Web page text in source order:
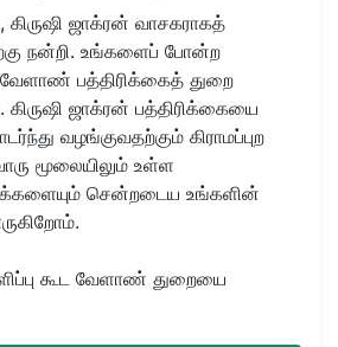
ஜாக்ரன் வாசகராகத்
நன்றி. உங்களைப் போன்ற
பத்திரிக்கைத் துறை
கிருஷி ஜாக்ரன் பத்திரிக்கையை
வழங்குவதற்கும் கிராமப்புற
மூலையிலும் உள்ள
சென்றடைய உங்களின்
கூட வேளாண் துறையை